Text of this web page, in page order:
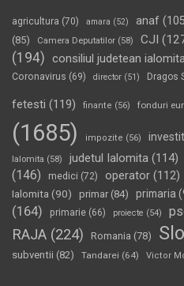
agricultura (70) amara (52) anaf
(85)
Camera Deputatilor (58) CJI
(194) consiliul judetean ialomita
Coronavirus (69) director (51) Dragos
fetesti (119) finante (56) fonduri
(1685)
impozite (56)
Ialomita (58) judetul Ialomita (114)
(146)
medici (72) operator (112)
Ialomita (90) primar(84) primaria
(164)
primarie (66) proiecte (54)
RAJA (224) Romania (78)
subventii (82) Tandarei (64) Victor